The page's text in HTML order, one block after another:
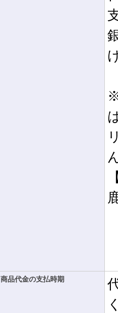
商品代金の支払時期